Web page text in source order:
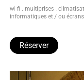
wi-fi . multiprises .
informatiques et / ou
Réserver